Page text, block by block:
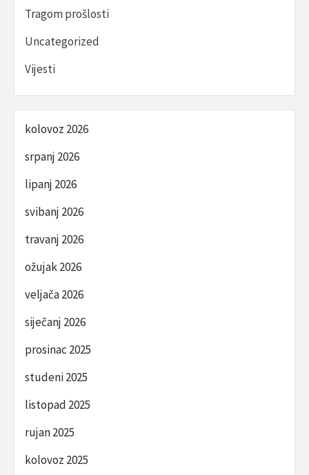
Tragom prošlosti
Uncategorized
Vijesti
kolovoz 2026
srpanj 2026
lipanj 2026
svibanj 2026
travanj 2026
ožujak 2026
veljača 2026
siječanj 2026
prosinac 2025
studeni 2025
listopad 2025
rujan 2025
kolovoz 2025